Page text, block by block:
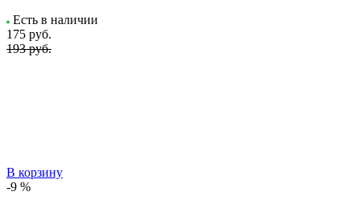
Есть в наличии
175 руб.
193 руб.
В корзину
-9 %